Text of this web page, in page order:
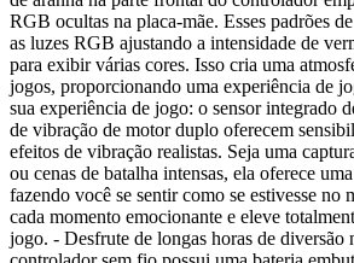
RGB ocultas na placa-mãe. Esses padrões
as luzes RGB ajustando a intensidade de
para exibir várias cores. Isso cria uma
jogos, proporcionando uma experiência de
sua experiência de jogo: o sensor integrado
de vibração de motor duplo oferecem
efeitos de vibração realistas. Seja uma
ou cenas de batalha intensas, ela oferece
fazendo você se sentir como se estivesse no
cada momento emocionante e eleve
jogo. - Desfrute de longas horas de diversão